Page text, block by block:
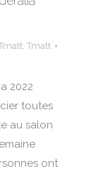
, Tmatt
2022
toutes
au salon
ont